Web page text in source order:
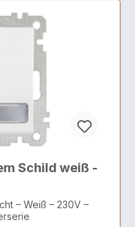
Schild weiß -
– Weiß – 230V –